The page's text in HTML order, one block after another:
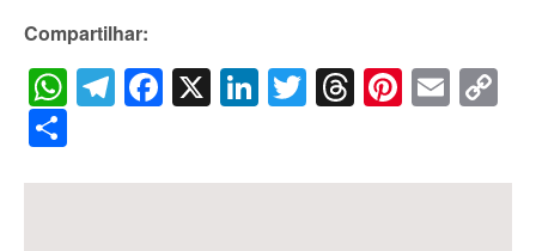
Compartilhar:
WhatsApp
Telegram
Facebook
X LinkedIn
Twitter
Threads